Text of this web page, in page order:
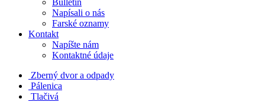
Bulletin
Napísali o nás
Farské oznamy
Kontakt
Napíšte nám
Kontaktné údaje
Zberný dvor a odpady
Pálenica
Tlačivá